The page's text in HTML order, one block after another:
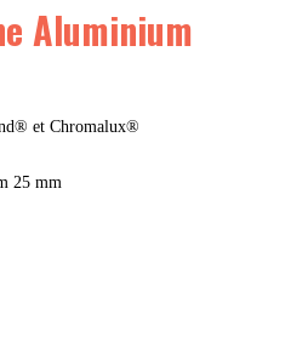
Aluminium
et Chromalux®
25 mm